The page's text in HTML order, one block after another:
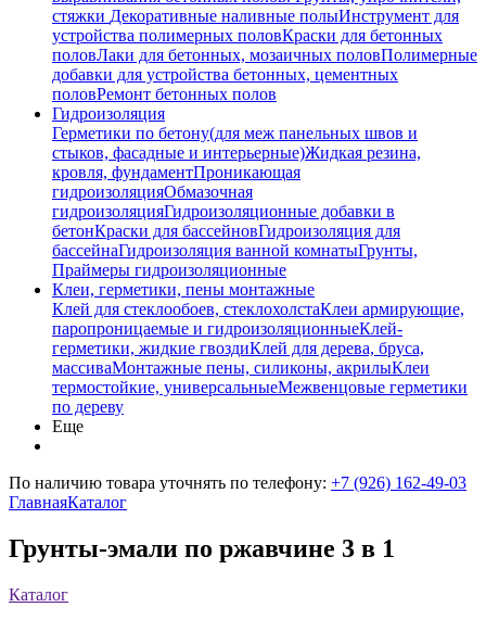
стяжки Декоративные наливные полыИнструмент для
устройства полимерных половКраски для бетонных
половЛаки для бетонных, мозаичных половПолимерные
добавки для устройства бетонных, цементных
половРемонт бетонных полов
Гидроизоляция
Герметики по бетону(для меж панельных швов и
стыков, фасадные и интерьерные)Жидкая резина,
кровля, фундаментПроникающая
гидроизоляцияОбмазочная
гидроизоляцияГидроизоляционные добавки в
бетонКраски для бассейновГидроизоляция для
бассейнаГидроизоляция ванной комнатыГрунты,
Праймеры гидроизоляционные
Клеи, герметики, пены монтажные
Клей для стеклообоев, стеклохолстаКлеи армирующие,
паропроницаемые и гидроизоляционныеКлей-
герметики, жидкие гвоздиКлей для дерева, бруса,
массиваМонтажные пены, силиконы, акрилыКлеи
термостойкие, универсальныеМежвенцовые герметики
по дереву
Еще
По наличию товара уточнять по телефону: +7 (926) 162-49-03
ГлавнаяКаталог
Грунты-эмали по ржавчине 3 в 1
Каталог